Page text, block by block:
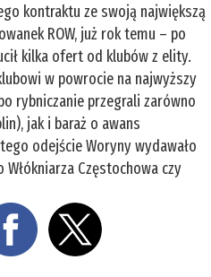
kontraktu ze swoją największą
ROW, już rok temu – po
kilka ofert od klubów z elity.
w powrocie na najwyższy
rybniczanie przegrali zarówno
jak i baraż o awans
odejście Woryny wydawało
Częstochowa czy